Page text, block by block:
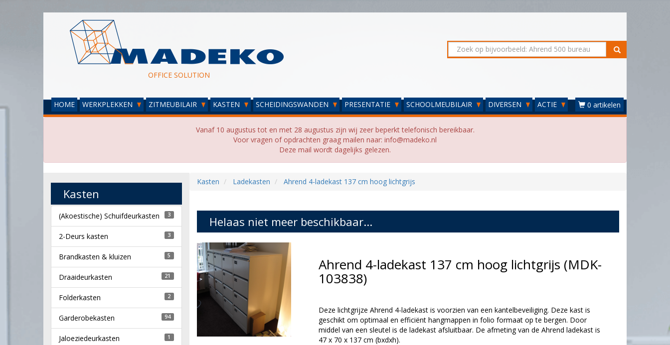
OFFICE SOLUTION
HOME WERKPLEKKEN ZITMEUBILAIR KASTEN SCHEIDINGSWANDEN PRESENTATIE SCHOOLMEUBILAIR DIVERSEN ACTIE 0 artikelen
Vanaf 10 augustus tot en met 28 augustus zijn wij zeer beperkt telefonisch bereikbaar.
Voor vragen of opdrachten graag mailen naar: info@madeko.nl
Deze mail wordt dagelijks gelezen.
Kasten Ladekasten Ahrend 4-ladekast 137 cm hoog lichtgrijs
Helaas niet meer beschikbaar...
Ahrend 4-ladekast 137 cm hoog lichtgrijs (MDK-
103838)
Deze lichtgrijze Ahrend 4-ladekast is voorzien van een kantelbeveiliging. Deze kast is
geschikt om optimaal en efficiënt hangmappen in folio formaat op te bergen. Door
middel van een sleutel is de ladekast afsluitbaar. De afmeting van de Ahrend ladekast is
47 x 70 x 137 cm (bxdxh).
Kasten
(Akoestische) Schuifdeurkasten 3
2-Deurs kasten 3
Brandkasten & kluizen 5
Draaideurkasten 21
Folderkasten 2
Garderobekasten 94
Jaloeziedeurkasten 1